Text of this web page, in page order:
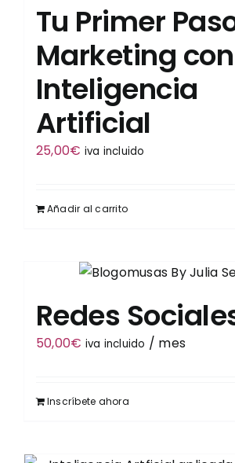
Tu Primer
Marketing con
Inteligencia
Artificial
25,00€ iva incluido
Añadir al carrito
Redes
50,00€ iva incluido / mes
Inscríbete ahora